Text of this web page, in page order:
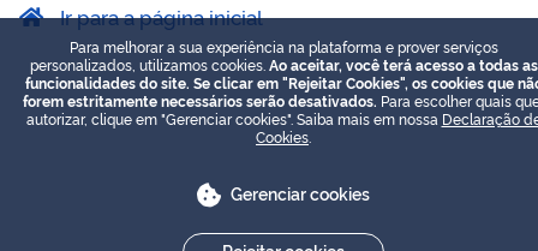
Ir para a página inicial
Para melhorar a sua experiência na plataforma e prover serviços
personalizados, utilizamos cookies. Ao aceitar, você terá acesso a todas as
funcionalidades do site. Se clicar em "Rejeitar Cookies", os cookies que
forem estritamente necessários serão desativados. Para escolher quais
autorizar, clique em "Gerenciar cookies". Saiba mais em nossa Declaração
Cookies
Gerenciar cookies